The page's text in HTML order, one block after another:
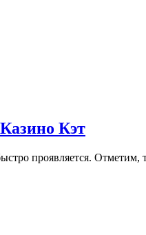
Кэт
проявляется.